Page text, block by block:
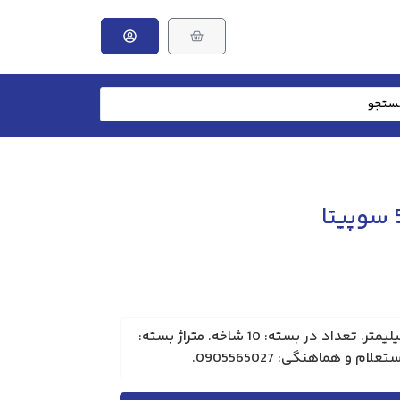
برند: سوپیتا. ابعاد: 12*50 میلیمتر. تعداد در بسته: 10 شاخه. متراژ بسته: